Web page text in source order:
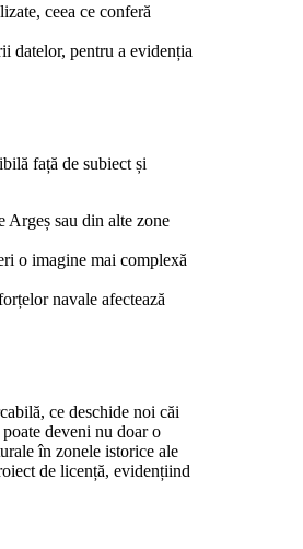
ceea ce conferă
datelor, pentru a evidenția
față de subiect și
Argeș sau din alte zone
o imagine mai complexă
navale afectează
ce deschide noi căi
deveni nu doar o
în zonele istorice ale
de licență, evidențiind